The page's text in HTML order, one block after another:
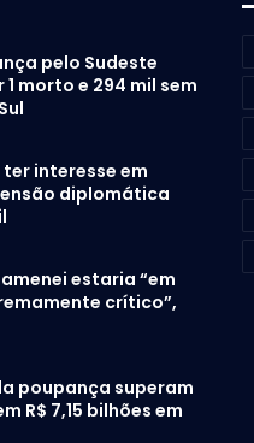
pelo Sudeste
morto e 294 mil sem
ter interesse em
diplomática
estaria “em
crítico”,
poupança superam
R$ 7,15 bilhões em